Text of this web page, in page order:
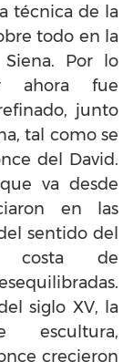
técnica de la
todo en la
Por lo
ahora fue
junto
tal como se
del David.
va desde
en las
sentido del
costa de
siglo XV, la
crecieron